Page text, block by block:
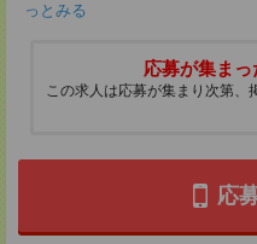
っとみる
応募が集ま
この求人は応募が集まり次第、
応